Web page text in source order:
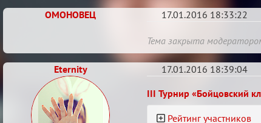
ОМОНОВЕЦ 17.01.2016 18:33:22
Re:
Турнирный
рейтинг
Тема закрыта
Eternity 17.01.2016 18:39:04
Re:
Турнирный
III Турнир «Бойцовский
Рейтинг участников